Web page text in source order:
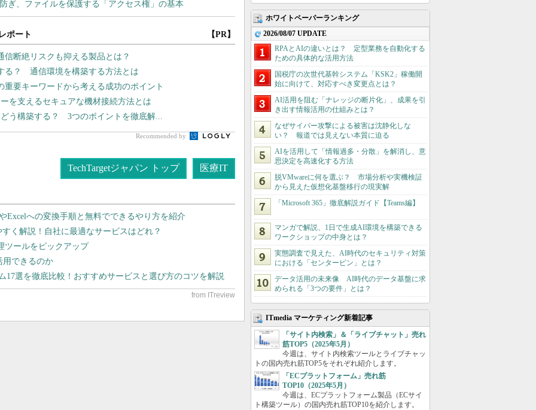
ポート 【PR】
断絶リスクも抑える製品とは？
る？ 通信環境を構築する方法とは
要キーワードから考える成功のポイント
を支えるセキュアな機材接続方法とは
う構築する？ 3つのポイントを徹底解...
Recommended by
TechTargetジャパン トップ 医療IT
Excelへの変換手順と無料でできるやり方を紹介
く解説！自社に最適なサービスはどれ？
ツールをピックアップ
用できるのか
17選を徹底比較！おすすめサービスと選び方のコツを解説
ホワイトペーパーランキング
2026/08/07 UPDATE
RPAとAIの違いとは？ 定型業務を自動化する
ための具体的な活用方法
国税庁の次世代基幹システム「KSK2」稼働開
始に向けて、対応すべき変更点とは？
AI活用を阻む「ナレッジの断片化」、成果を引
き出す情報活用の仕組みとは？
なぜサイバー攻撃による被害は沈静化しな
い？ 報道では見えない本質に迫る
AIを活用して「情報過多・分散」を解消し、意
思決定を高速化する方法
脱VMwareに何を選ぶ？ 市場分析や実機検証
から見えた仮想化基盤移行の現実解
「Microsoft 365」徹底解説ガイド【Teams編】
マンガで解説、1日で生成AI環境を構築できる
ワークショップの中身とは？
実態調査で見えた、AI時代のセキュリティ対策
における「センターピン」とは？
データ活用の未来像 AI時代のデータ基盤に求
められる「3つの要件」とは？
ITmedia マーケティング新着記事
「サイト内検索」＆「ライブチャット」売れ
筋TOP5（2025年5月）
今週は、サイト内検索ツールとライブチャッ
トの国内売れ筋TOP5をそれぞれ紹介します。
「ECプラットフォーム」売れ筋
TOP10（2025年5月）
今週は、ECプラットフォーム製品（ECサイ
ト構築ツール）の国内売れ筋TOP10を紹介します。